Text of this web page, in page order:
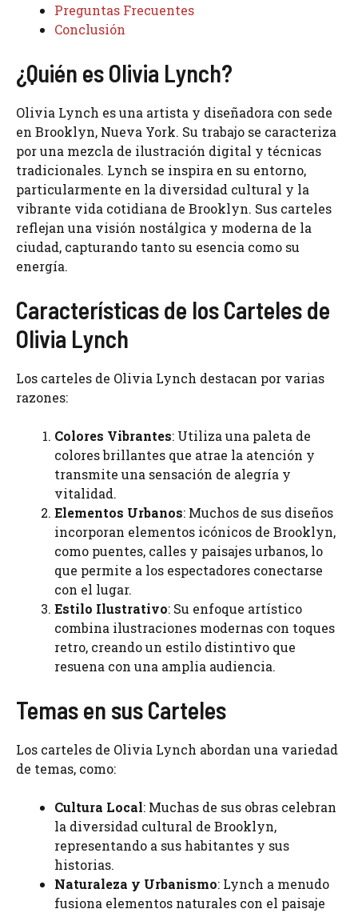
Preguntas Frecuentes
Conclusión
¿Quién es Olivia Lynch?
Olivia Lynch es una artista y diseñadora con sede
en Brooklyn, Nueva York. Su trabajo se caracteriza
por una mezcla de ilustración digital y técnicas
tradicionales. Lynch se inspira en su entorno,
particularmente en la diversidad cultural y la
vibrante vida cotidiana de Brooklyn. Sus carteles
reflejan una visión nostálgica y moderna de la
ciudad, capturando tanto su esencia como su
energía.
Características de los Carteles de
Olivia Lynch
Los carteles de Olivia Lynch destacan por varias
razones:
Colores Vibrantes: Utiliza una paleta de
colores brillantes que atrae la atención y
transmite una sensación de alegría y
vitalidad.
Elementos Urbanos: Muchos de sus diseños
incorporan elementos icónicos de Brooklyn,
como puentes, calles y paisajes urbanos, lo
que permite a los espectadores conectarse
con el lugar.
Estilo Ilustrativo: Su enfoque artístico
combina ilustraciones modernas con toques
retro, creando un estilo distintivo que
resuena con una amplia audiencia.
Temas en sus Carteles
Los carteles de Olivia Lynch abordan una variedad
de temas, como:
Cultura Local: Muchas de sus obras celebran
la diversidad cultural de Brooklyn,
representando a sus habitantes y sus
historias.
Naturaleza y Urbanismo: Lynch a menudo
fusiona elementos naturales con el paisaje